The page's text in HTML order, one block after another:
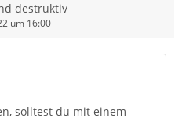
destruktiv
um 16:00
solltest du mit einem